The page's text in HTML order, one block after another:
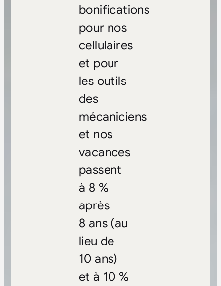
bonifications
pour nos
cellulaires
et pour
les outils
des
mécaniciens
et nos
vacances
passent
à 8 %
après
8 ans (au
lieu de
10 ans)
et à 10 %